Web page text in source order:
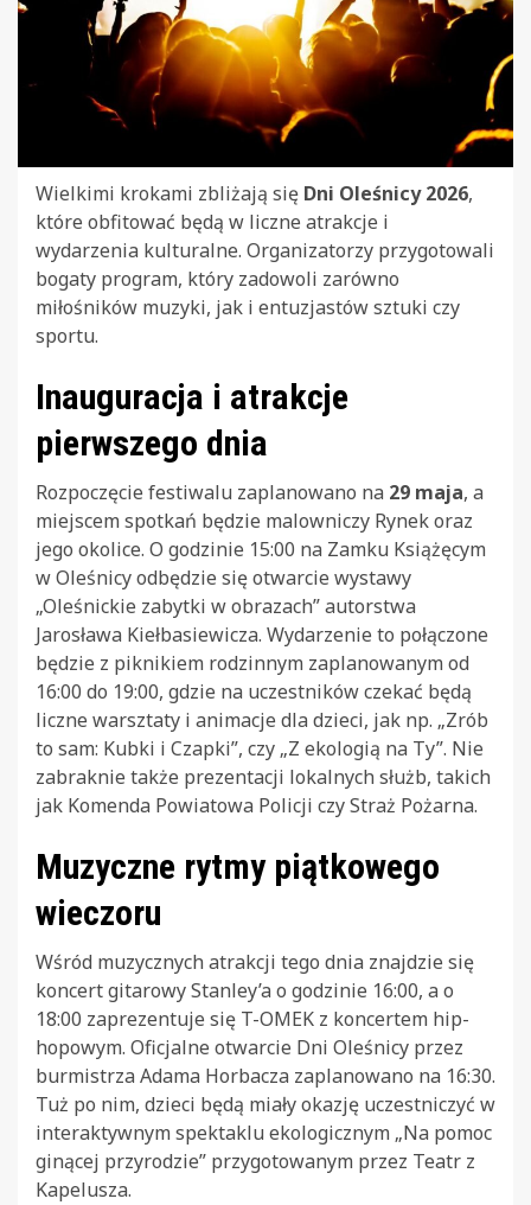
Wielkimi krokami zbliżają się Dni Oleśnicy 2026,
które obfitować będą w liczne atrakcje i
wydarzenia kulturalne. Organizatorzy przygotowali
bogaty program, który zadowoli zarówno
miłośników muzyki, jak i entuzjastów sztuki czy
sportu.
Inauguracja i atrakcje
pierwszego dnia
Rozpoczęcie festiwalu zaplanowano na 29 maja, a
miejscem spotkań będzie malowniczy Rynek oraz
jego okolice. O godzinie 15:00 na Zamku Książęcym
w Oleśnicy odbędzie się otwarcie wystawy
„Oleśnickie zabytki w obrazach” autorstwa
Jarosława Kiełbasiewicza. Wydarzenie to połączone
będzie z piknikiem rodzinnym zaplanowanym od
16:00 do 19:00, gdzie na uczestników czekać będą
liczne warsztaty i animacje dla dzieci, jak np. „Zrób
to sam: Kubki i Czapki”, czy „Z ekologią na Ty”. Nie
zabraknie także prezentacji lokalnych służb, takich
jak Komenda Powiatowa Policji czy Straż Pożarna.
Muzyczne rytmy piątkowego
wieczoru
Wśród muzycznych atrakcji tego dnia znajdzie się
koncert gitarowy Stanley’a o godzinie 16:00, a o
18:00 zaprezentuje się T-OMEK z koncertem hip-
hopowym. Oficjalne otwarcie Dni Oleśnicy przez
burmistrza Adama Horbacza zaplanowano na 16:30.
Tuż po nim, dzieci będą miały okazję uczestniczyć w
interaktywnym spektaklu ekologicznym „Na pomoc
ginącej przyrodzie” przygotowanym przez Teatr z
Kapelusza.